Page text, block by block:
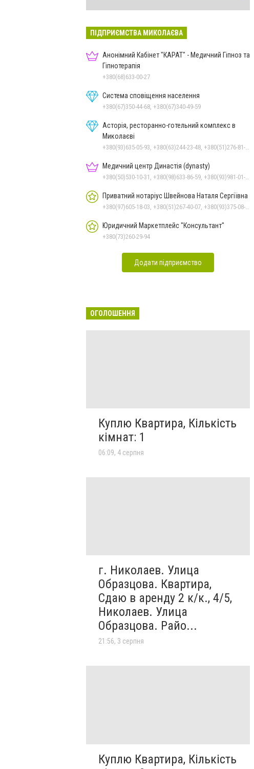
ПІДПРИЄМСТВА МИКОЛАЄВА
Анонімний Кабінет "КАРАТ" - Медичний Гіпноз та
Гіпнотерапія
+380(68)633-00-27
Система сповіщення населення
+380(67)350-44-68, +380(67)340-49-59
Асторія, ресторанно-готельний комплекс в
Миколаєві
Медичний центр Династія (dynasty)
Приватний нотаріус Швейнова Наталя Сергіївна
Юридичний Маркетплейс "Консультант"
+380(73)260-29-94
Додати підприємство
ОГОЛОШЕННЯ
Куплю Квартира, Кількість
кімнат: 1
06:09, 4 серпня
г. Николаев. Улица
Образцова. Квартира,
Сдаю в аренду 2 к/к., 4/5,
Николаев. Улица
Образцова. Райо...
21:56, 3 серпня
Куплю Квартира, Кількість